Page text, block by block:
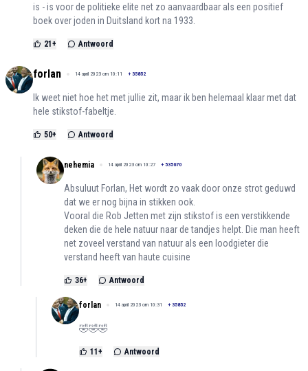
is - is voor de politieke elite net zo aanvaardbaar als een positief
boek over joden in Duitsland kort na 1933.
21 + Antwoord
forlan 14 april 2023 om 10:11 + 35852
Ik weet niet hoe het met jullie zit, maar ik ben helemaal klaar met dat
hele stikstof-fabeltje.
50+ Antwoord
nehemia 14 april 2023 om 10:27 + 535670
Absuluut Forlan, Het wordt zo vaak door onze strot geduwd
dat we er nog bijna in stikken ook.
Vooral die Rob Jetten met zijn stikstof is een verstikkende
deken die de hele natuur naar de tandjes helpt. Die man heeft
net zoveel verstand van natuur als een loodgieter die
verstand heeft van haute cuisine
36+ Antwoord
forlan 14 april 2023 om 10:31 + 35852
🤣🤣🤣
11 + Antwoord